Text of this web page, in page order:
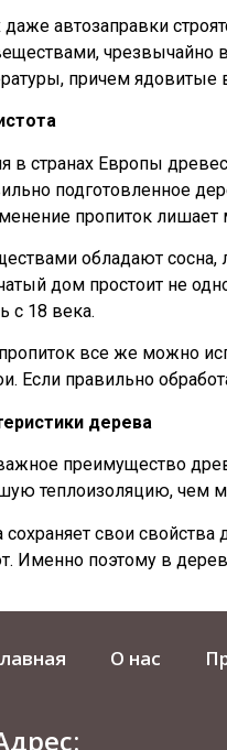
даже автозаправки
чрезвычайно
причем
в странах Европы
подготовленное
пропиток лишает
обладают сосна,
дом простоит не
с 18 века.
все же можно
Если правильно
дерева
преимущество
теплоизоляцию, чем
сохраняет свои
Именно поэтому в
О нас